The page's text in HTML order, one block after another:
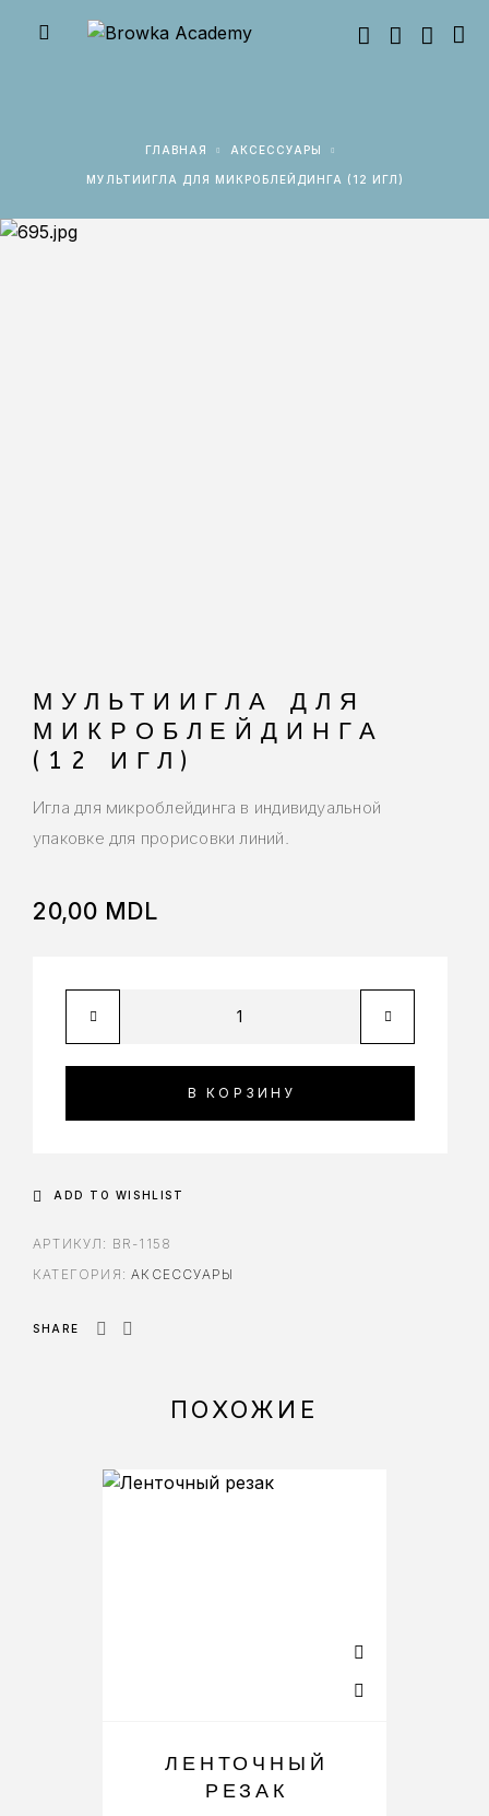
ГЛАВНАЯ АКСЕССУАРЫ
МУЛЬТИИГЛА ДЛЯ МИКРОБЛЕЙДИНГА (12 ИГЛ)
МУЛЬТИИГЛА ДЛЯ
МИКРОБЛЕЙДИНГА
(12 ИГЛ)
Игла для микроблейдинга в индивидуальной
упаковке для прорисовки линий.
20,00 MDL
В КОРЗИНУ
ADD TO WISHLIST
АРТИКУЛ: BR-1158
КАТЕГОРИЯ:АКСЕССУАРЫ
SHARE
ПОХОЖИЕ
ЛЕНТОЧНЫЙ
РЕЗАК